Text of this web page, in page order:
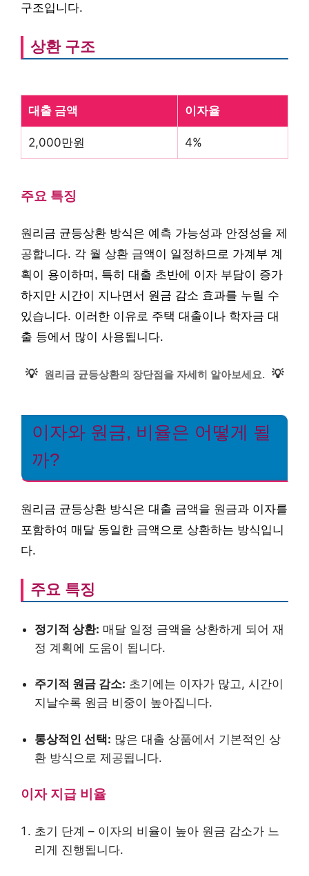
구조입니다.
상환 구조
대출 금액 이자율
2,000만원 4%
주요 특징
원리금 균등상환 방식은 예측 가능성과 안정성을 제
공합니다. 각 월 상환 금액이 일정하므로 가계부 계
획이 용이하며, 특히 대출 초반에 이자 부담이 증가
하지만 시간이 지나면서 원금 감소 효과를 누릴 수
있습니다. 이러한 이유로 주택 대출이나 학자금 대
출 등에서 많이 사용됩니다.
💡 원리금 균등상환의 장단점을 자세히 알아보세요. 💡
이자와 원금, 비율은 어떻게 될
까?
원리금 균등상환 방식은 대출 금액을 원금과 이자를
포함하여 매달 동일한 금액으로 상환하는 방식입니
다.
주요 특징
정기적 상환: 매달 일정 금액을 상환하게 되어 재
정 계획에 도움이 됩니다.
주기적 원금 감소: 초기에는 이자가 많고, 시간이
지날수록 원금 비중이 높아집니다.
통상적인 선택: 많은 대출 상품에서 기본적인 상
환 방식으로 제공됩니다.
이자 지급 비율
초기 단계 – 이자의 비율이 높아 원금 감소가 느
리게 진행됩니다.